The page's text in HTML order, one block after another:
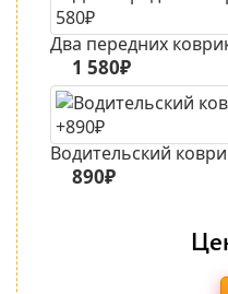
Два передних
1 580₽
Водительский
890₽